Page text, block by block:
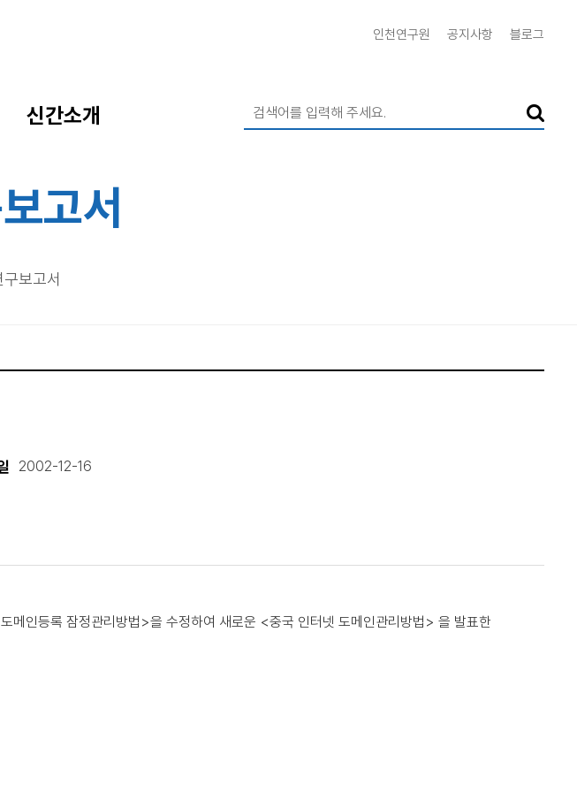
인천연구원 공지사항 블로그
신간소개
고서
보고서
2002-12-16
메인등록 잠정관리방법>을 수정하여 새로운 <중국 인터넷 도메인관리방법> 을 발표한